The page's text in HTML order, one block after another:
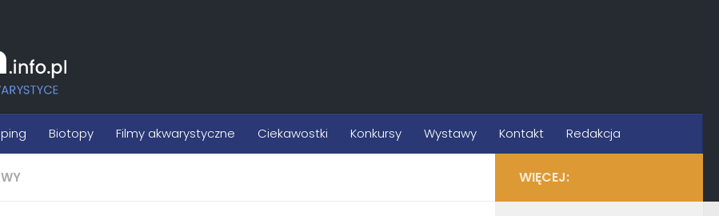
Biotopy Filmy akwarystyczne Ciekawostki Konkursy Wystawy Kontakt Redakcja
WIĘCEJ: